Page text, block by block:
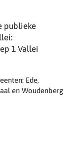
publieke
1 Vallei
Ede,
en Woudenberg